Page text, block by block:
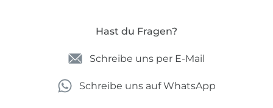
Hast du Fragen?
Schreibe uns per E-Mail
Schreibe uns auf WhatsApp